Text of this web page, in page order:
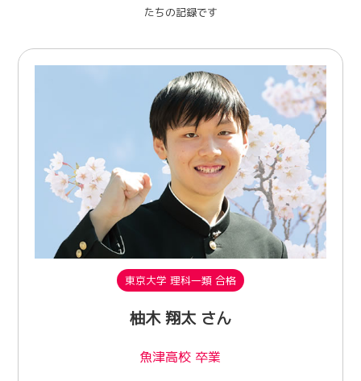
たちの記録です
東京大学 理科一類 合格
柚木 翔太 さん
魚津高校 卒業